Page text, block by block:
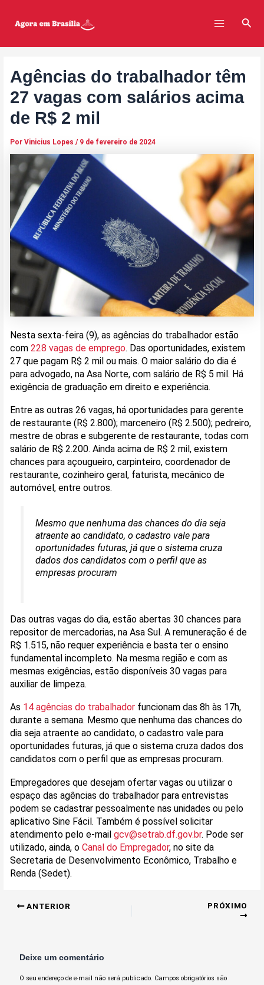
Menu
Agências do trabalhador têm
27 vagas com salários acima
de R$ 2 mil
Por Vinicius Lopes / 9 de fevereiro de 2024
Nesta sexta-feira (9), as agências do trabalhador estão
com 228 vagas de emprego. Das oportunidades, existem
27 que pagam R$ 2 mil ou mais. O maior salário do dia é
para advogado, na Asa Norte, com salário de R$ 5 mil. Há
exigência de graduação em direito e experiência.
Entre as outras 26 vagas, há oportunidades para gerente
de restaurante (R$ 2.800); marceneiro (R$ 2.500); pedreiro,
mestre de obras e subgerente de restaurante, todas com
salário de R$ 2.200. Ainda acima de R$ 2 mil, existem
chances para açougueiro, carpinteiro, coordenador de
restaurante, cozinheiro geral, faturista, mecânico de
automóvel, entre outros.
Mesmo que nenhuma das chances do dia seja
atraente ao candidato, o cadastro vale para
oportunidades futuras, já que o sistema cruza
dados dos candidatos com o perfil que as
empresas procuram
Das outras vagas do dia, estão abertas 30 chances para
repositor de mercadorias, na Asa Sul. A remuneração é de
R$ 1.515, não requer experiência e basta ter o ensino
fundamental incompleto. Na mesma região e com as
mesmas exigências, estão disponíveis 30 vagas para
auxiliar de limpeza.
As 14 agências do trabalhadorfuncionam das 8h às 17h,
durante a semana. Mesmo que nenhuma das chances do
dia seja atraente ao candidato, o cadastro vale para
oportunidades futuras, já que o sistema cruza dados dos
candidatos com o perfil que as empresas procuram.
Empregadores que desejam ofertar vagas ou utilizar o
espaço das agências do trabalhador para entrevistas
podem se cadastrar pessoalmente nas unidades ou pelo
aplicativo Sine Fácil. Também é possível solicitar
atendimento pelo e-mail gcv@setrab.df.gov.br. Pode ser
utilizado, ainda, o Canal do Empregador, no site da
Secretaria de Desenvolvimento Econômico, Trabalho e
Renda (Sedet).
ANTERIOR PRÓXIMO
Deixe um comentário
O seu endereço de e-mail não será publicado. Campos obrigatórios são